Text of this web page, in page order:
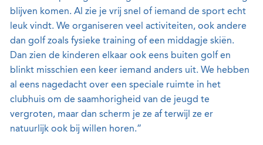
blijven komen. Al zie je vrij snel of iemand de sport echt
leuk vindt. We organiseren veel activiteiten, ook andere
dan golf zoals fysieke training of een middagje skiën.
Dan zien de kinderen elkaar ook eens buiten golf en
blinkt misschien een keer iemand anders uit. We hebben
al eens nagedacht over een speciale ruimte in het
clubhuis om de saamhorigheid van de jeugd te
vergroten, maar dan scherm je ze af terwijl ze er
natuurlijk ook bij willen horen.”